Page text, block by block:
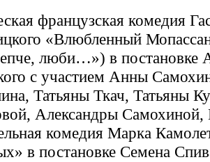
французская комедия
«Влюбленный
люби…») в постановке
с участием Анны
Татьяны Ткач, Татьяны
Александры
комедия Марка
в постановке Семена